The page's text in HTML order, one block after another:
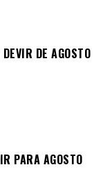
DE AGOSTO
PARA AGOSTO